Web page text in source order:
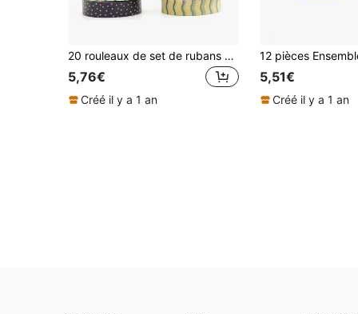
20 rouleaux de set de rubans washi à motifs de base, rubans de papier fins avec autocollants de fleurs, étoiles, flèches, cœurs. Convient pour les arts, le DIY, les journaux, les agendas, le scrapbooking, la décoration d'emballage cadeau
5,76€
Créé il y a 1 an
5,51€
Créé il y a 1 an